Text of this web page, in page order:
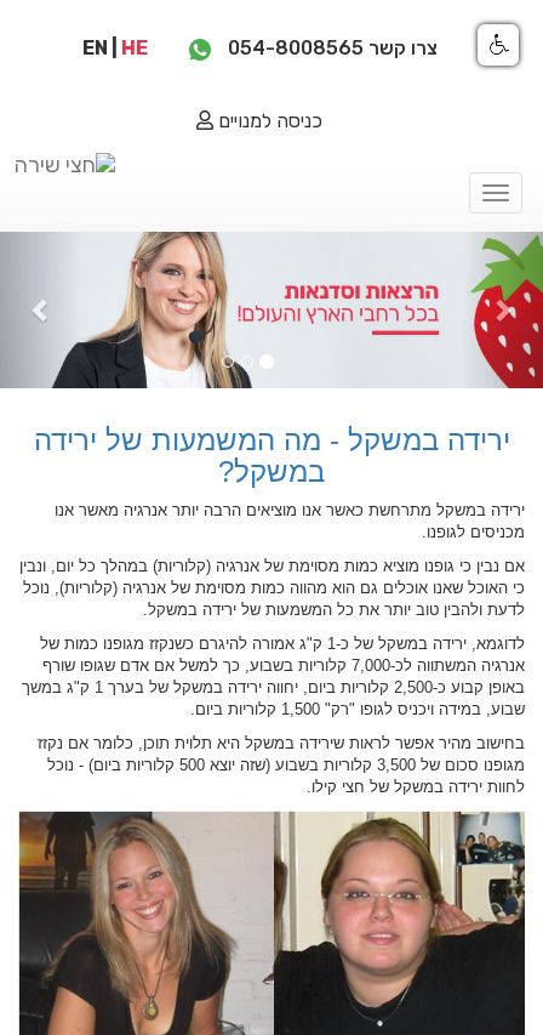
צרו קשר054-8008565
EN HE
כניסה למנויים
Toggle
Next
ירידה במשקל - מה המשמעות של ירידה
במשקל?
ירידה במשקל מתרחשת כאשר אנו מוציאים הרבה יותר אנרגיה מאשר אנו
מכניסים לגופנו.
אם נבין כי גופנו מוציא כמות מסוימת של אנרגיה (קלוריות) במהלך כל יום, ונבין
כי האוכל שאנו אוכלים גם הוא מהווה כמות מסוימת של אנרגיה (קלוריות), נוכל
לדעת ולהבין טוב יותר את כל המשמעות של ירידה במשקל.
לדוגמא, ירידה במשקל של כ-1 ק"ג אמורה להיגרם כשנקזז מגופנו כמות של
אנרגיה המשתווה לכ-7,000 קלוריות בשבוע, כך למשל אם אדם שגופו שורף
באופן קבוע כ-2,500 קלוריות ביום, יחווה ירידה במשקל של בערך 1 ק"ג במשך
שבוע, במידה ויכניס לגופו "רק" 1,500 קלוריות ביום.
בחישוב מהיר אפשר לראות שירידה במשקל היא תלוית תוכן, כלומר אם נקזז
מגופנו סכום של 3,500 קלוריות בשבוע (שזה יוצא 500 קלוריות ביום) - נוכל
לחוות ירידה במשקל של חצי קילו.